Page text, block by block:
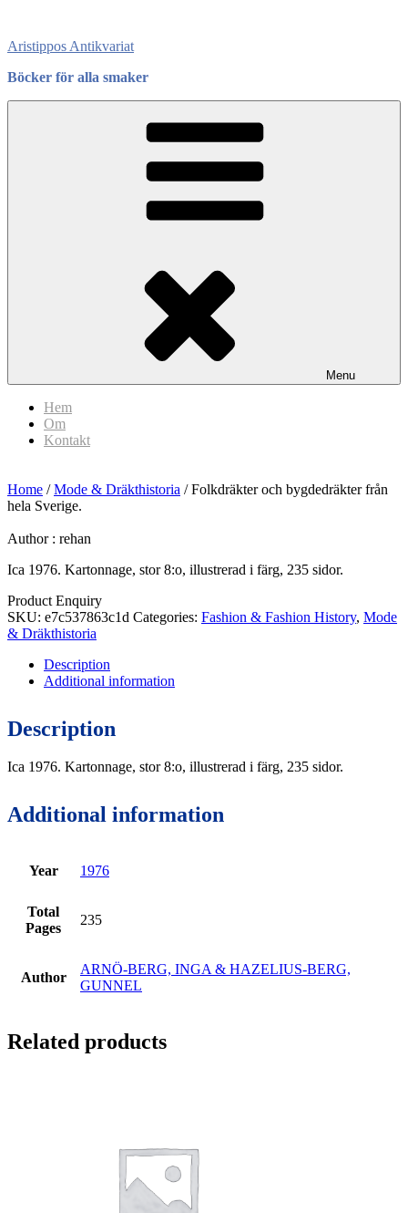
content
Aristippos Antikvariat
Böcker för alla smaker
Menu
Hem
Om
Kontakt
Home /Mode & Dräkthistoria / Folkdräkter och bygdedräkter från
hela Sverige.
Author : rehan
Ica 1976. Kartonnage, stor 8:o, illustrerad i färg, 235 sidor.
Product Enquiry
SKU: e7c537863c1d Categories: Fashion & Fashion History, Mode
& Dräkthistoria
Description
Additional information
Description
Ica 1976. Kartonnage, stor 8:o, illustrerad i färg, 235 sidor.
Additional information
Year 1976
Total
Pages
235
Author
ARNÖ-BERG, INGA & HAZELIUS-BERG,
GUNNEL
Related products